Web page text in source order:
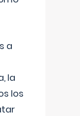
a
la
los